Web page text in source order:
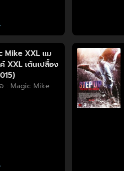
Mike XXL แม
XXL เต้นเปลื้อง
: Magic Mike